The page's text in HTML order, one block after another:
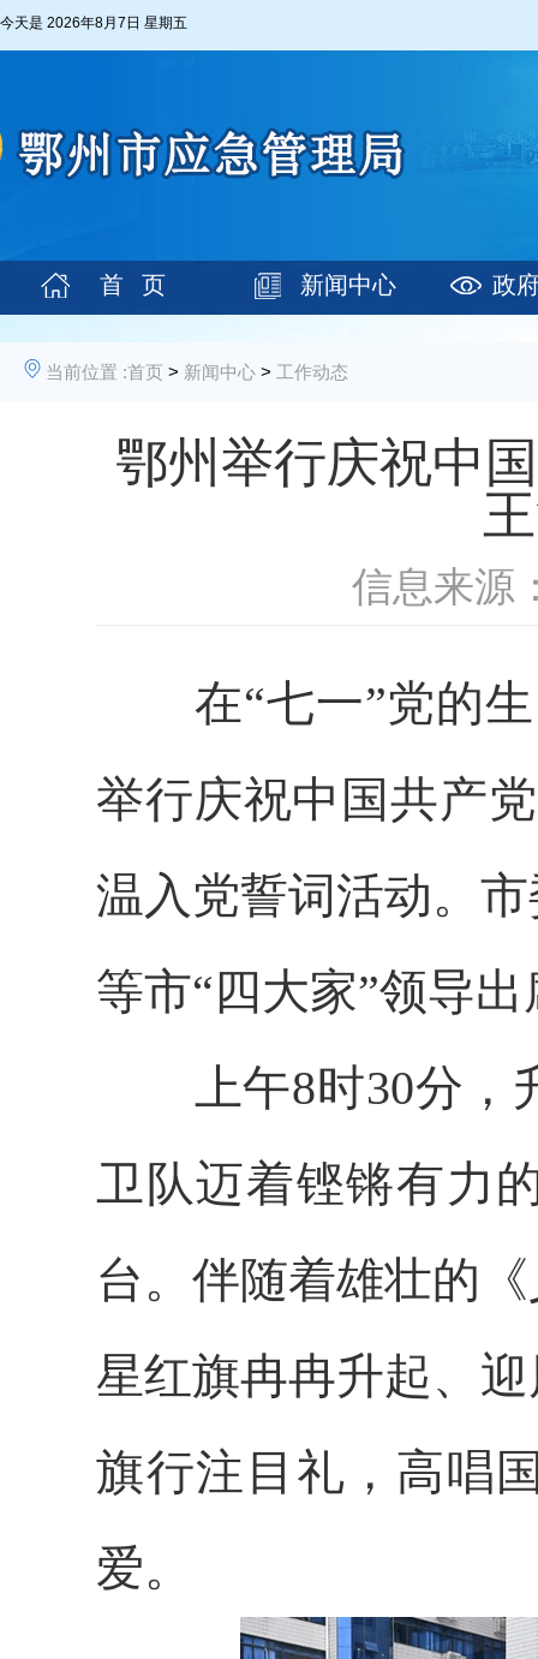
今天是 2026年8月7日 星期五
首 页 新闻中心 政
当前位置 :首页 > 新闻中心 > 工作动态
鄂州举行庆祝中
信息来源
在“七一”党的生
举行庆祝中国共产
温入党誓词活动。
等市“四大家”领导出
上午8时30分，
卫队迈着铿锵有力
台。伴随着雄壮的
星红旗冉冉升起、
旗行注目礼，高唱
爱。